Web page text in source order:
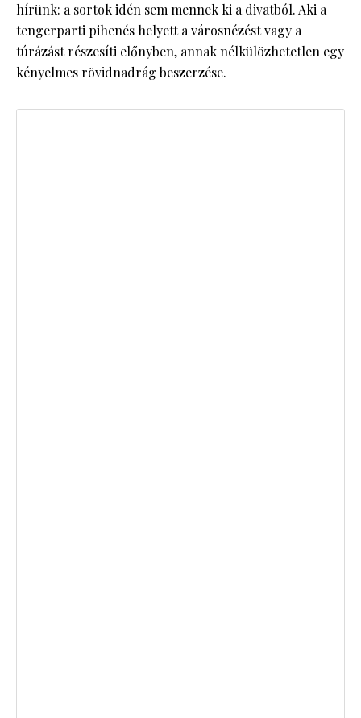
hírünk: a sortok idén sem mennek ki a divatból. Aki a
tengerparti pihenés helyett a városnézést vagy a
túrázást részesíti előnyben, annak nélkülözhetetlen egy
kényelmes rövidnadrág beszerzése.